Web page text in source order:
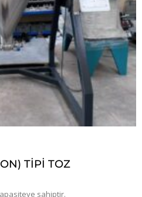
TIPI TOZ
sahiptir.